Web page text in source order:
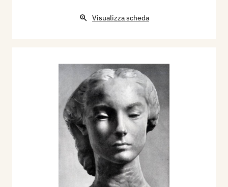
Visualizza scheda